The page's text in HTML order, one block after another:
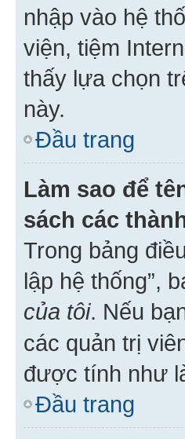
nhập vào hệ
viện, tiệm
thấy lựa chọn
này.
Đầu trang
Làm sao để
sách các
Trong bảng
lập hệ thống”,
của tôi. Nếu
các quản trị
được tính như
Đầu trang